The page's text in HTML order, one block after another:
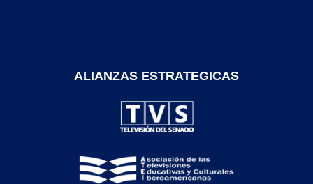
ALIANZAS ESTRATEGICAS